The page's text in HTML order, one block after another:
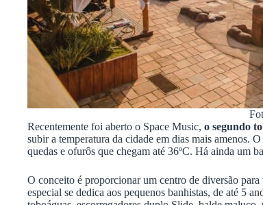
Recentemente foi aberto o Space Music, o segundo
subir a temperatura da cidade em dias mais amenos.
quedas e ofurôs que chegam até 36ºC. Há ainda um
O conceito é proporcionar um centro de diversão
especial se dedica aos pequenos banhistas, de até 5